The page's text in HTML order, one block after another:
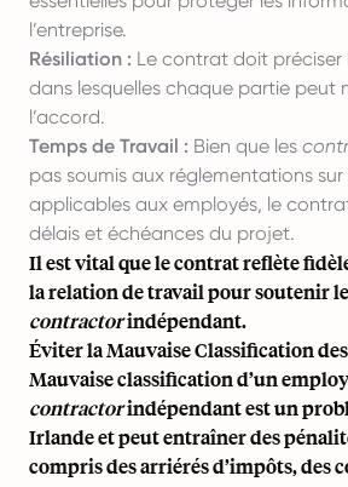
l’entreprise.
Résiliation : Le contrat doit préciser
dans lesquelles chaque partie peut
l’accord.
Temps de Travail : Bien que les
pas soumis aux réglementations
applicables aux employés, le
délais et échéances du projet.
Il est vital que le contrat reflète
la relation de travail pour soutenir
contractorindépendant.
Éviter la Mauvaise Classification
Mauvaise classification d’un
contractorindépendant est un
Irlande et peut entraîner des
compris des arriérés d’impôts, des